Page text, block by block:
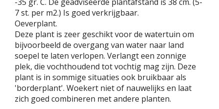
-35 gr. C. De geadviseerde plantafstand is 38 cm. (5-
7 st. per m2.) Is goed verkrijgbaar.
Oeverplant.
Deze plant is zeer geschikt voor de watertuin om
bijvoorbeeld de overgang van water naar land
soepel te laten verlopen. Verlangt een zonnige
plek, die vochthoudend tot vochtig mag zijn. Deze
plant is in sommige situaties ook bruikbaar als
'borderplant'. Woekert niet of nauwelijks en laat
zich goed combineren met andere planten.